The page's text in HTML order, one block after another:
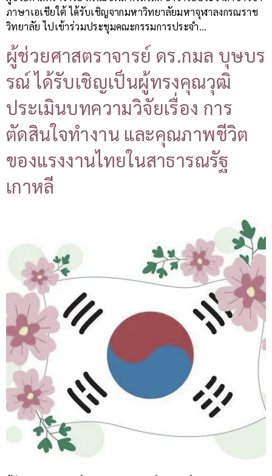
ภาษาเอเชียใต้ ได้รับเชิญจากมหาวิทยาลัยมหาจุฬาลงกรณราช
วิทยาลัย ไปเข้าร่วมประชุมคณะกรรมการประจำ…
ผู้ช่วยศาสตราจารย์ ดร.กมล บุษบร
รณ์ ได้รับเชิญเป็นผู้ทรงคุณวุฒิ
ประเมินบทความวิจัยเรื่อง การ
ตัดสินใจทำงาน และคุณภาพชีวิต
ของแรงงานไทยในสาธารณรัฐ
เกาหลี